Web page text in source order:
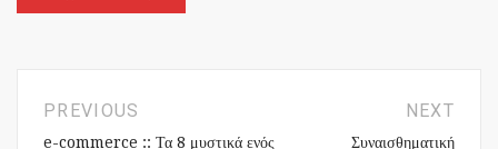
PREVIOUS
e-commerce :: Τα 8 μυστικά ενός
NEXT
Συναισθηματική